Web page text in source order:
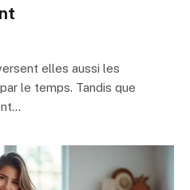
elles aussi les
le temps. Tandis que